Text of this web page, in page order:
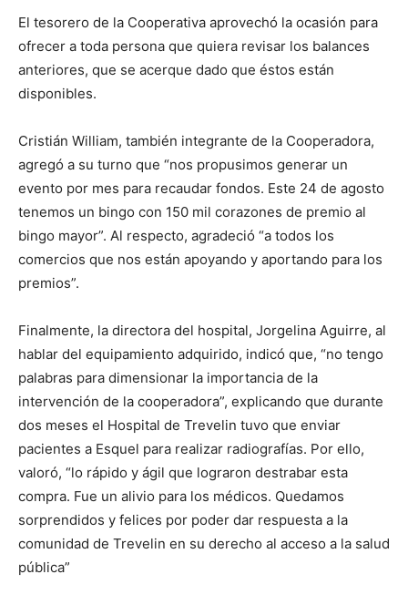
El tesorero de la Cooperativa aprovechó la ocasión para
ofrecer a toda persona que quiera revisar los balances
anteriores, que se acerque dado que éstos están
disponibles.
Cristián William, también integrante de la Cooperadora,
agregó a su turno que “nos propusimos generar un
evento por mes para recaudar fondos. Este 24 de agosto
tenemos un bingo con 150 mil corazones de premio al
bingo mayor”. Al respecto, agradeció “a todos los
comercios que nos están apoyando y aportando para los
premios”.
Finalmente, la directora del hospital, Jorgelina Aguirre, al
hablar del equipamiento adquirido, indicó que, “no tengo
palabras para dimensionar la importancia de la
intervención de la cooperadora”, explicando que durante
dos meses el Hospital de Trevelin tuvo que enviar
pacientes a Esquel para realizar radiografías. Por ello,
valoró, “lo rápido y ágil que lograron destrabar esta
compra. Fue un alivio para los médicos. Quedamos
sorprendidos y felices por poder dar respuesta a la
comunidad de Trevelin en su derecho al acceso a la salud
pública”